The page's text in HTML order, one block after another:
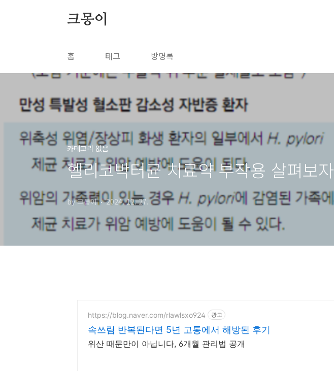
크몽이
홈 태그 방명록
카테고리 없음
헬리코박터균 치료약 부작용 살펴보자
by 크몽이 2024. 12. 27.
https://blog.naver.com/rlawlsxo924 광고
속쓰림 반복된다면 5년 고통에서 해방된 후기
위산 때문만이 아닙니다, 6개월 관리법 공개